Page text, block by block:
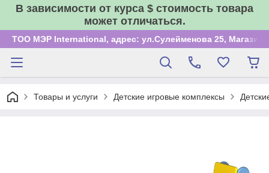
В зависимости от курса $ стоимость товара
может отличаться.
ТОО МЭР International, адрес: ул.Сулейменова 25, Магазин
Товары и услуги Детские игровые комплексы